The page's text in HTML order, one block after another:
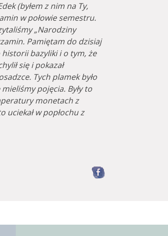
(byłem z nim na Ty,
w połowie semestru.
„Narodziny
Pamiętam do dzisiaj
historii bazyliki i o tym, że
się i pokazał
Tych plamek było
pojęcia. Były to
monetach z
uciekał w popłochu z